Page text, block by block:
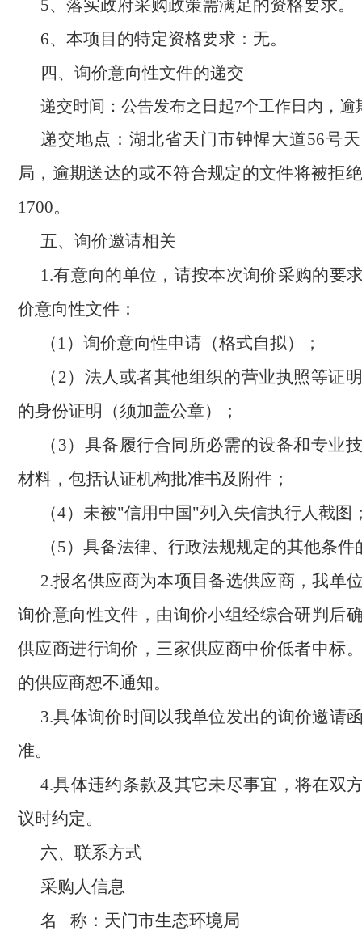
5、落实政府采购政策需满足的资格要求。
6、本项目的特定资格要求：无。
四、询价意向性文件的递交
递交时间：公告发布之日起7个工作日内，逾
递交地点：湖北省天门市钟惺大道56号
局，逾期送达的或不符合规定的文件将被拒
1700。
五、询价邀请相关
1.有意向的单位，请按本次询价采购的要
价意向性文件：
（ 1）询价意向性申请（格式自拟）；
（ 2）法人或者其他组织的营业执照等证
的身份证明（须加盖公章）；
（ 3）具备履行合同所必需的设备和专业
材料，包括认证机构批准书及附件；
（4）未被"信用中国"列入失信执行人截图
（5）具备法律、行政法规规定的其他条件
2.报名供应商为本项目备选供应商，我单
询价意向性文件，由询价小组经综合研判后
供应商进行询价，三家供应商中价低者中标
的供应商恕不通知。
3.具体询价时间以我单位发出的询价邀请
准。
4.具体违约条款及其它未尽事宜，将在双
议时约定。
六、联系方式
采购人信息
名
称：天门市生态环境局